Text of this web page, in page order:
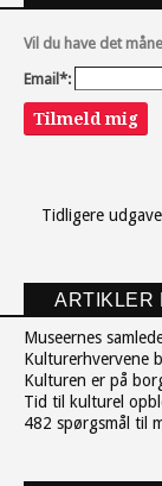
Vil du have det
Email*:
Tilmeld mig
Tidligere
ARTIKLER
Museernes
Kulturerhvervene
Kulturen er på
Tid til kulturel
482 spørgsmål til